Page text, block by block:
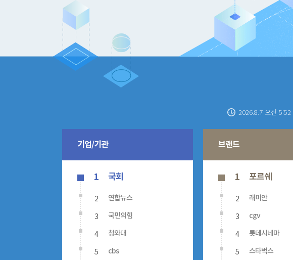
2026.8.7 오전 5:52
기업/기관
1 국회
2 연합뉴스
3 국민의힘
4 청와대
5 cbs
브랜드
1 포르쉐
2 래미안
3 cgv
4 롯데시네마
5 스타벅스